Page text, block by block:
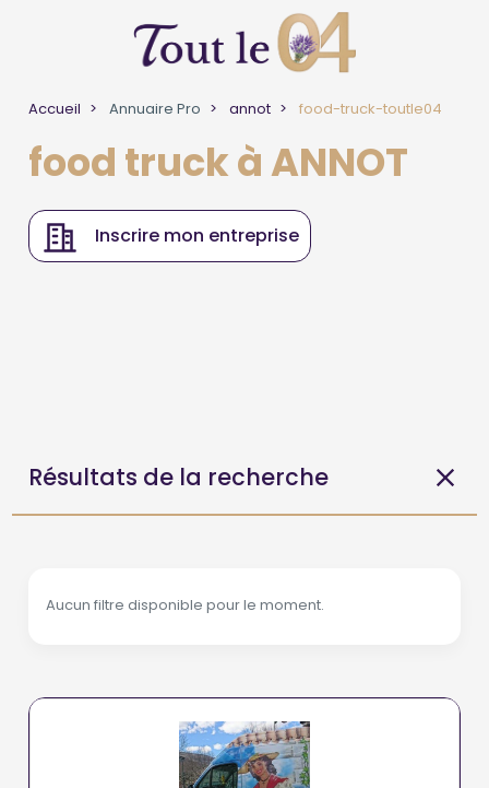
Accueil Annuaire Pro annot food-truck-toutle04
food truck à ANNOT
Inscrire mon entreprise
Résultats de la recherche
Aucun filtre disponible pour le moment.